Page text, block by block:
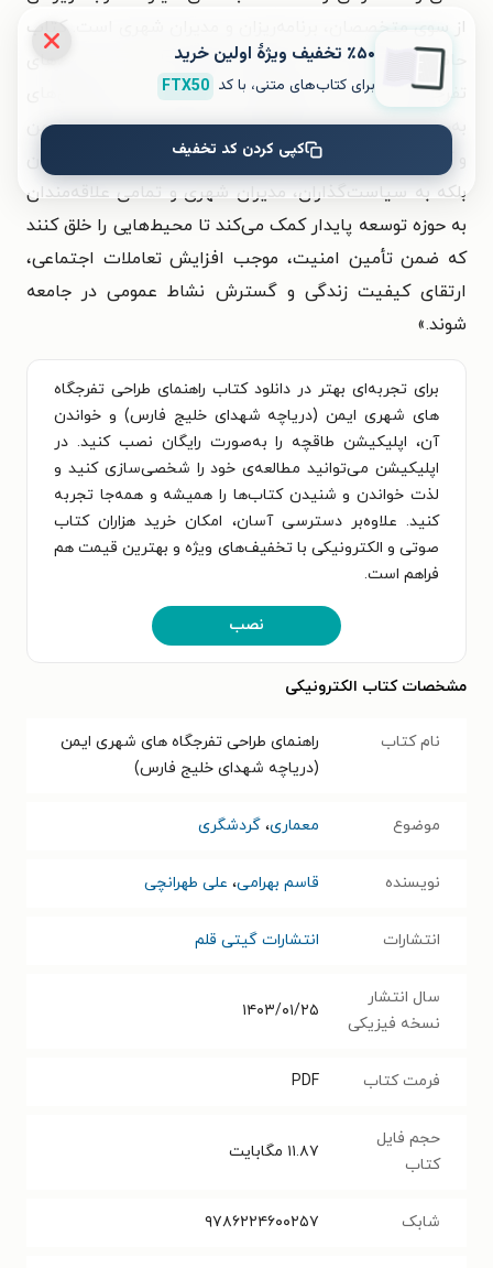
از سوی متخصصان، برنامه‌ریزان و مدیران شهری است. کتاب
حاضر، "راهنمای طراحی کاربردی فضاهای ایمن در محیط‌های
تفرجگاهی شهری" با بهره‌گیری از اصول علمی، پژوهش‌های
به‌روز و تجارب عملی راهکارهایی برای طراحی محیط‌های ایمن
و کارآمد ارائه می‌دهد. این اثر نه‌تنها به معماران و شهرسازان
بلکه به سیاست‌گذاران، مدیران شهری و تمامی علاقه‌مندان
به حوزه توسعه پایدار کمک می‌کند تا محیط‌هایی را خلق کنند
که ضمن تأمین امنیت، موجب افزایش تعاملات اجتماعی،
ارتقای کیفیت زندگی و گسترش نشاط عمومی در جامعه
شوند.»
برای تجربه‌ای بهتر در دانلود کتاب راهنمای طراحی تفرجگاه
های شهری ایمن (دریاچه شهدای خلیج فارس) و خواندن
آن، اپلیکیشن طاقچه را به‌صورت رایگان نصب کنید. در
اپلیکیشن می‌توانید مطالعه‌ی خود را شخصی‌سازی کنید و
لذت خواندن و شنیدن کتاب‌ها را همیشه و همه‌جا تجربه
کنید. علاوه‌بر دسترسی آسان، امکان خرید هزاران کتاب
صوتی و الکترونیکی با تخفیف‌های ویژه و بهترین قیمت هم
فراهم است.
نصب
مشخصات کتاب الکترونیکی
نام کتاب
راهنمای طراحی تفرجگاه های شهری ایمن
(دریاچه شهدای خلیج فارس)
موضوع معماری، گردشگری
نویسنده قاسم بهرامی، علی طهرانچی
انتشارات انتشارات گیتی قلم
سال انتشار
نسخه فیزیکی
۱۴۰۳/۰۱/۲۵
فرمت کتاب PDF
حجم فایل
کتاب
۱۱.۸۷ مگابایت
شابک ۹۷۸۶۲۲۴۶۰۰۲۵۷
٪۵۰ تخفیف ویژۀ اولین خرید
برای کتاب‌های متنی، با کد FTX50
کپی کردن کد تخفیف